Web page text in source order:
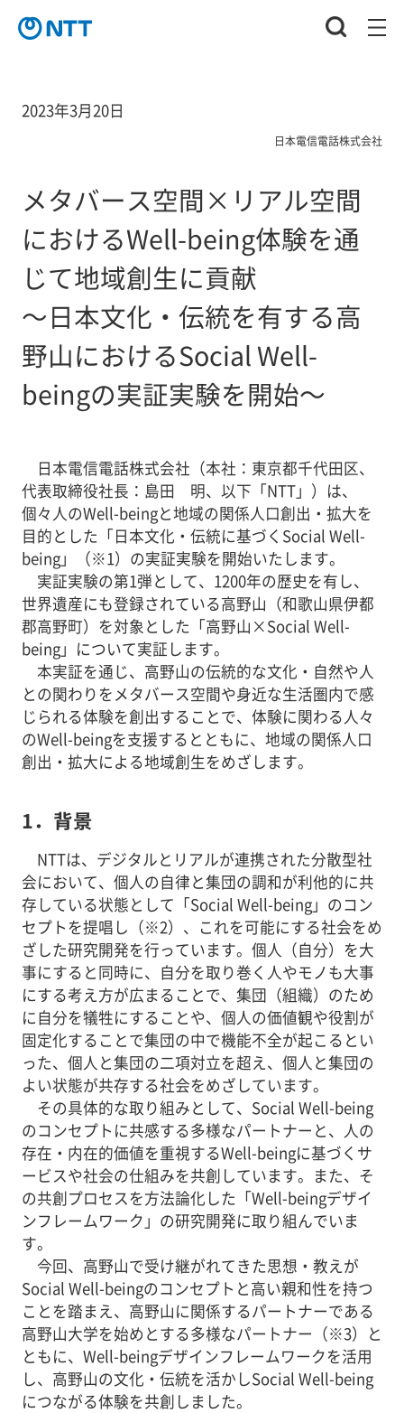
2023年3月20日
日本電信電話株式会社
メタバース空間×リアル空間
におけるWell-being体験を通
じて地域創生に貢献
～日本文化・伝統を有する高
野山におけるSocial Well-
beingの実証実験を開始～
日本電信電話株式会社（本社：東京都千代田区、
代表取締役社長：島田 明、以下「NTT」）は、
個々人のWell-beingと地域の関係人口創出・拡大を
目的とした「日本文化・伝統に基づくSocial Well-
being」（※1）の実証実験を開始いたします。
実証実験の第1弾として、1200年の歴史を有し、
世界遺産にも登録されている高野山（和歌山県伊都
郡高野町）を対象とした「高野山×Social Well-
being」について実証します。
本実証を通じ、高野山の伝統的な文化・自然や人
との関わりをメタバース空間や身近な生活圏内で感
じられる体験を創出することで、体験に関わる人々
のWell-beingを支援するとともに、地域の関係人口
創出・拡大による地域創生をめざします。
1．背景
NTTは、デジタルとリアルが連携された分散型社
会において、個人の自律と集団の調和が利他的に共
存している状態として「Social Well-being」のコン
セプトを提唱し（※2）、これを可能にする社会をめ
ざした研究開発を行っています。個人（自分）を大
事にすると同時に、自分を取り巻く人やモノも大事
にする考え方が広まることで、集団（組織）のため
に自分を犠牲にすることや、個人の価値観や役割が
固定化することで集団の中で機能不全が起こるとい
った、個人と集団の二項対立を超え、個人と集団の
よい状態が共存する社会をめざしています。
その具体的な取り組みとして、Social Well-being
のコンセプトに共感する多様なパートナーと、人の
存在・内在的価値を重視するWell-beingに基づくサ
ービスや社会の仕組みを共創しています。また、そ
の共創プロセスを方法論化した「Well-beingデザイ
ンフレームワーク」の研究開発に取り組んでいま
す。
今回、高野山で受け継がれてきた思想・教えが
Social Well-beingのコンセプトと高い親和性を持つ
ことを踏まえ、高野山に関係するパートナーである
高野山大学を始めとする多様なパートナー（※3）と
ともに、Well-beingデザインフレームワークを活用
し、高野山の文化・伝統を活かしSocial Well-being
につながる体験を共創しました。